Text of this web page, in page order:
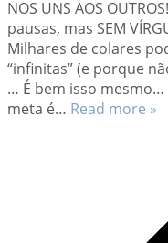
NOS UNS AOS
pausas, mas SEM
Milhares de colares
“infinitas” (e porque
… É bem isso mesmo…
meta é… Read more »